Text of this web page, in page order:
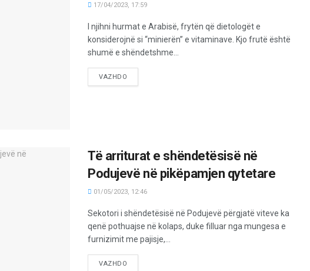
17/04/2023, 17:59
I njihni hurmat e Arabisë, frytën që dietologët e
konsiderojnë si “minierën” e vitaminave. Kjo frutë është
shumë e shëndetshme...
VAZHDO
Të arriturat e shëndetësisë në
Podujevë në pikëpamjen qytetare
01/05/2023, 12:46
Sekotori i shëndetësisë në Podujevë përgjatë viteve ka
qenë pothuajse në kolaps, duke filluar nga mungesa e
furnizimit me pajisje,...
VAZHDO